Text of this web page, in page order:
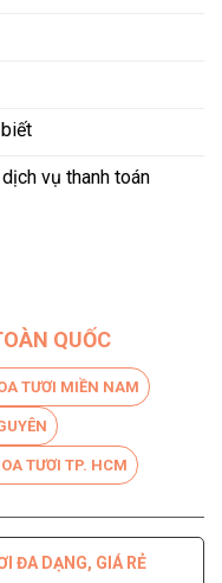
vụ thanh toán
QUỐC
TƯƠI MIỀN NAM
TƯƠI TP. HCM
ĐA DẠNG, GIÁ RẺ